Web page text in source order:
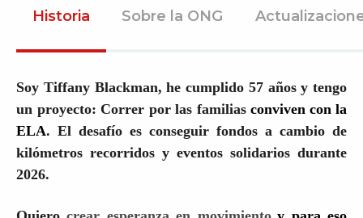
Historia Sobre la ONG
Soy Tiffany Blackman, he cumplido 57 años y tengo
un proyecto: Correr por las familias conviven con la
ELA. El desafío es conseguir fondos a cambio de
kilómetros recorridos y eventos solidarios durante
2026.